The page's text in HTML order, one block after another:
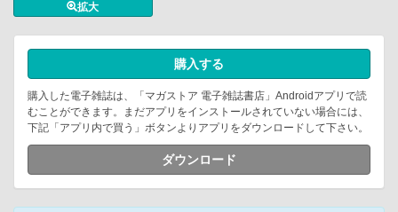
拡大
購入する
購入した電子雑誌は、「マガストア 電子雑誌書店」Androidアプリで読
むことができます。まだアプリをインストールされていない場合には、
下記「アプリ内で買う」ボタンよりアプリをダウンロードして下さい。
ダウンロード